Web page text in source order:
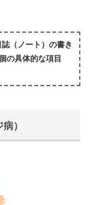
（ノート）の書き
の具体的な項目
）